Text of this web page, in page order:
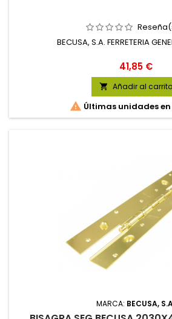
BECUSA, S.A. FERRETERIA
Precio
41,85 €
 Añadir al carrito
 Últimas unidades
MARCA: BECUSA,